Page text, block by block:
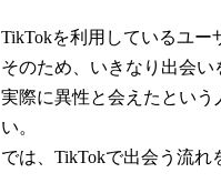
TikTokを利用しているユー
そのため、いきなり出会い
実際に異性と会えたとい
い。
では、TikTokで出会う流れ